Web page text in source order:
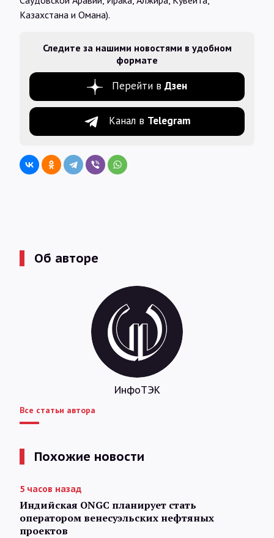
Казахстана и Омана).
Следите за нашими новостями в удобном
формате
Перейти в Дзен
Канал в Telegram
Об авторе
ИнфоТЭК
Все статьи автора
Похожие новости
5 часов назад
Индийская ONGC планирует стать
оператором венесуэльских нефтяных
проектов